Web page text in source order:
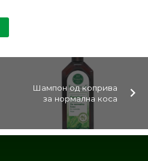
Шампон од коприва
за нормална коса